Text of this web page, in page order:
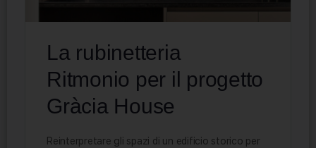
La rubinetteria
Ritmonio per il progetto
Gràcia House
Reinterpretare gli spazi di un edificio storico per